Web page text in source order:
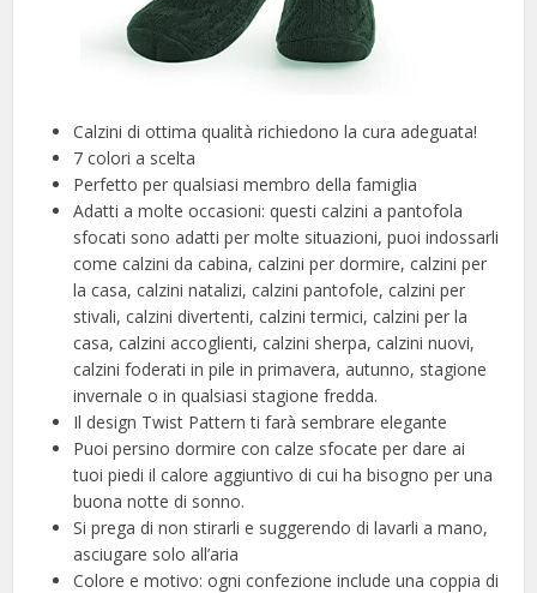
Calzini di ottima qualità richiedono la cura adeguata!
7 colori a scelta
Perfetto per qualsiasi membro della famiglia
Adatti a molte occasioni: questi calzini a pantofola
sfocati sono adatti per molte situazioni, puoi indossarli
come calzini da cabina, calzini per dormire, calzini per
la casa, calzini natalizi, calzini pantofole, calzini per
stivali, calzini divertenti, calzini termici, calzini per la
casa, calzini accoglienti, calzini sherpa, calzini nuovi,
calzini foderati in pile in primavera, autunno, stagione
invernale o in qualsiasi stagione fredda.
Il design Twist Pattern ti farà sembrare elegante
Puoi persino dormire con calze sfocate per dare ai
tuoi piedi il calore aggiuntivo di cui ha bisogno per una
buona notte di sonno.
Si prega di non stirarli e suggerendo di lavarli a mano,
asciugare solo all’aria
Colore e motivo: ogni confezione include una coppia di